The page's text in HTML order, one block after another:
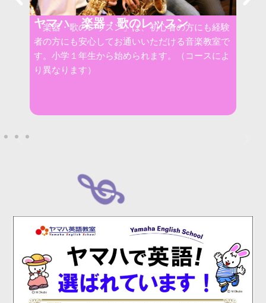
ヤマハ 楽器・歌のレッスン
「楽器・歌のレッスン」は、初心者の方にも経験
者の方にも安心してお通いいただける音楽教室で
す。小学１年生から始められます。（コースによ
り異なります）